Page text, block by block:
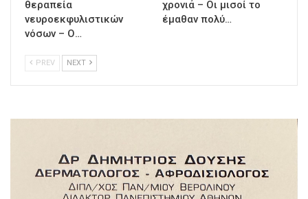
θεραπεία
νευροεκφυλιστικών
νόσων – Ο…
χρονιά – Οι μισοί το
έμαθαν πολύ…
PREV NEXT